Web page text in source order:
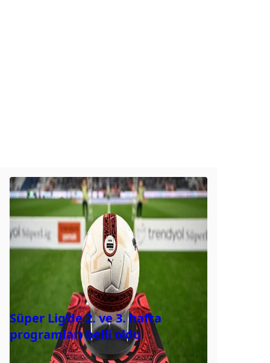
Süper Lig’de 2. ve 3. hafta
programları belli oldu